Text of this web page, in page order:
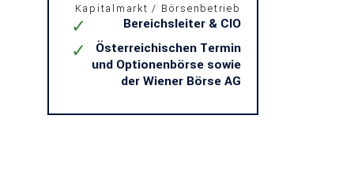
Kapitalmarkt / Börsenbetrieb
Bereichsleiter & CIO
Österreichischen Termin
und Optionenbörse sowie
der Wiener Börse AG